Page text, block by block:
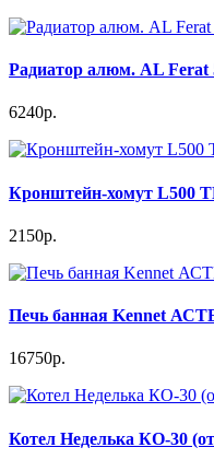
Радиатор алюм. AL Ferat
6240р.
Кронштейн-хомут L500
2150р.
Печь банная Kennet
16750р.
Котел Неделька КО-30